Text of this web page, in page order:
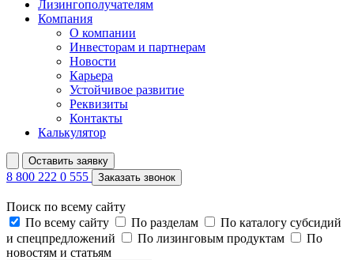
Лизингополучателям
Компания
О компании
Инвесторам и партнерам
Новости
Карьера
Устойчивое развитие
Реквизиты
Контакты
Калькулятор
Оставить заявку
8 800 222 0 555 Заказать звонок
Поиск по всему сайту
По всему сайту
По разделам
По каталогу субсидий
и спецпредложений
По лизинговым продуктам
По
новостям и статьям